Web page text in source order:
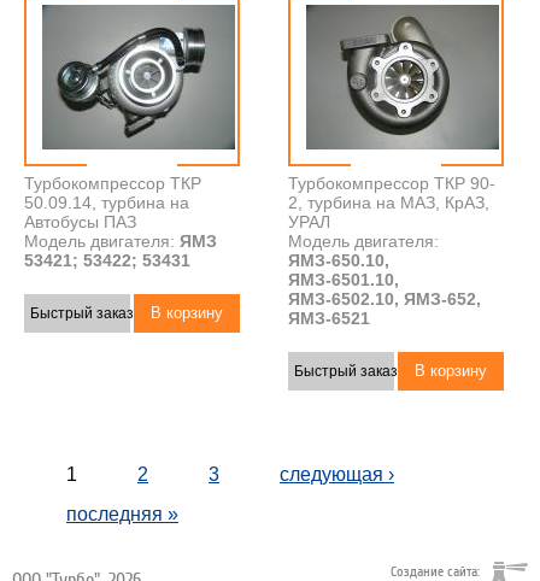
Турбокомпрессор ТКР
50.09.14, турбина на
Автобусы ПАЗ
Модель двигателя: ЯМЗ
53421; 53422; 53431
Быстрый заказ
Турбокомпрессор ТКР 90-
2, турбина на МАЗ, КрАЗ,
УРАЛ
Модель двигателя:
ЯМЗ-650.10,
ЯМЗ-6501.10,
ЯМЗ-6502.10, ЯМЗ-652,
ЯМЗ-6521
Быстрый заказ
1 2 3
следующая ›
последняя »
Создание сайта: